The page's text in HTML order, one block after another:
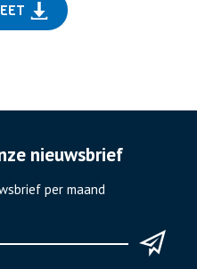
nieuwsbrief
per maand